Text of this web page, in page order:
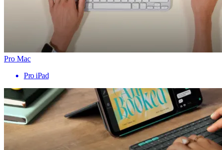
Pro Mac
Pro iPad